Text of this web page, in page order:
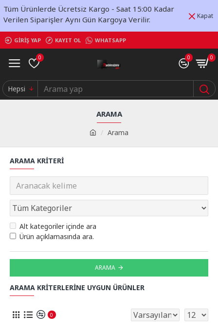
Tüm Ürünlerde Ücretsiz Kargo - Saat 15:00 Kadar
Verilen Siparişler Aynı Gün Kargoya Verilir.
Kapat
GIRIŞ YAP KAYIT OL WHATSAPP
0 0 0
Hepsi
Arama
ARAMA
ARAMA KRITERI
Alt kategoriler içinde ara
Ürün açıklamasında ara.
ARAMA
ARAMA KRITERLERINE UYGUN ÜRÜNLER
0